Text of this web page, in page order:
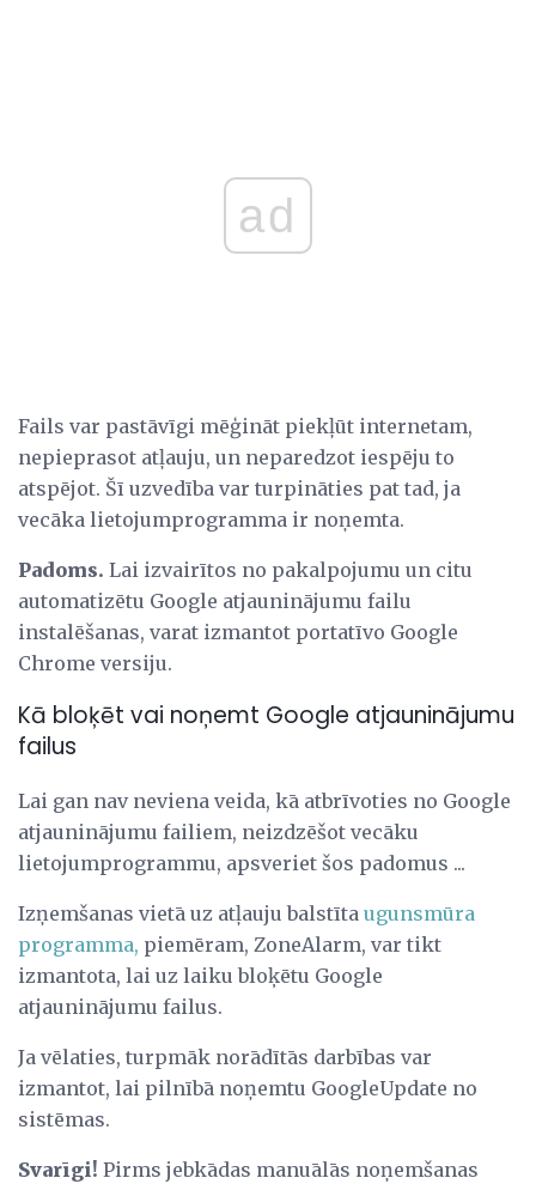
ad
Fails var pastāvīgi mēģināt piekļūt internetam,
nepieprasot atļauju, un neparedzot iespēju to
atspējot. Šī uzvedība var turpināties pat tad, ja
vecāka lietojumprogramma ir noņemta.
Padoms. Lai izvairītos no pakalpojumu un citu
automatizētu Google atjauninājumu failu
instalēšanas, varat izmantot portatīvo Google
Chrome versiju.
Kā bloķēt vai noņemt Google atjauninājumu
failus
Lai gan nav neviena veida, kā atbrīvoties no Google
atjauninājumu failiem, neizdzēšot vecāku
lietojumprogrammu, apsveriet šos padomus ...
Izņemšanas vietā uz atļauju balstīta ugunsmūra
programma, piemēram, ZoneAlarm, var tikt
izmantota, lai uz laiku bloķētu Google
atjauninājumu failus.
Ja vēlaties, turpmāk norādītās darbības var
izmantot, lai pilnībā noņemtu GoogleUpdate no
sistēmas.
Svarīgi! Pirms jebkādas manuālās noņemšanas